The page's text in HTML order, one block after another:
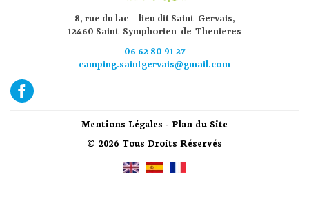
8, rue du lac – lieu dit Saint-Gervais,
12460 Saint-Symphorien-de-Thenieres
06 62 80 91 27
camping.saintgervais@gmail.com
Mentions Légales - Plan du Site
© 2026 Tous Droits Réservés